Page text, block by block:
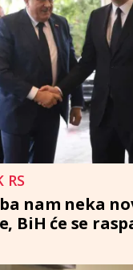
RS
nam neka
BiH će se